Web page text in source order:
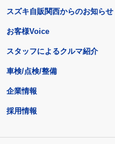
スズキ自販関西からのお知らせ
お客様Voice
スタッフによるクルマ紹介
車検/点検/整備
企業情報
採用情報